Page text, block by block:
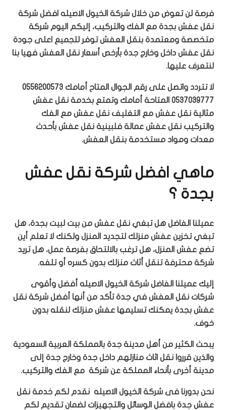
فرصة لن تعوض من خلال شركة الخيول الاصيله افضل شركة
نقل عفش بجدة مع الفك والتركيب، إليكم اليوم شركة
متخصصة ومعتمدة بنقل العفش توفر للجميع اعلى جودة
نقل عفش داخل وخارج جدة بأرخص أسعار نقل العفش فهيا بنا
لنتعرف عليها.
لا تتردد واتصل على رقم الجوال المتاح أمامك 0556200573
0537039777 المتاحة أمامك وتمتع بخدمة نقل عفش
مثالية نقل عفش مع التغليف نقل عفش مع الفك
والتركيب نقل عفش عمالة فلبينية نقل عفش بأحدث
معدات ومواد مستخدمة بنقل العفش.
ماهي افضل شركة نقل عفش
بجدة ؟
عميلنا الفاضل هل تبغي نقل عفش من بيت لبيت بجدة، هل
تبغي تخزين عفش منزلك لتجديد المنزل ولكنك لا تعلم أين
تضع عفش المنزل، هل ترغب بالالتحاق بفرصة عمل، هل تريد
شركة محترفة تنقل أثاث منزلك بدون كسره أو تلفه.
إليك عميلنا الفاضل شركة الخيول الاصيله أفضل وأقوى
شركات نقل العفش في جدة تأكد من أنها أفضل شركة نقل
عفش بجدة يمكنك تسليمها عفش منزلك لنقله بدون
خوف.
يبحث الكثير من أهل مدينة جدة بالمملكة العربية السعودية
والذين قرروا نقل اثاث منازلهم داخل جدة وخارج جدة إلى
مدينة أخرى بأنحاء المملكة عن شركة مع الفك والتركيب.
نحن بدورنا فى شركة الخيول الاصيله نقدم لكم خدمة نقل
عفش جدة بافضل الوسائل والتجهيزات لضمان تقديم لكم